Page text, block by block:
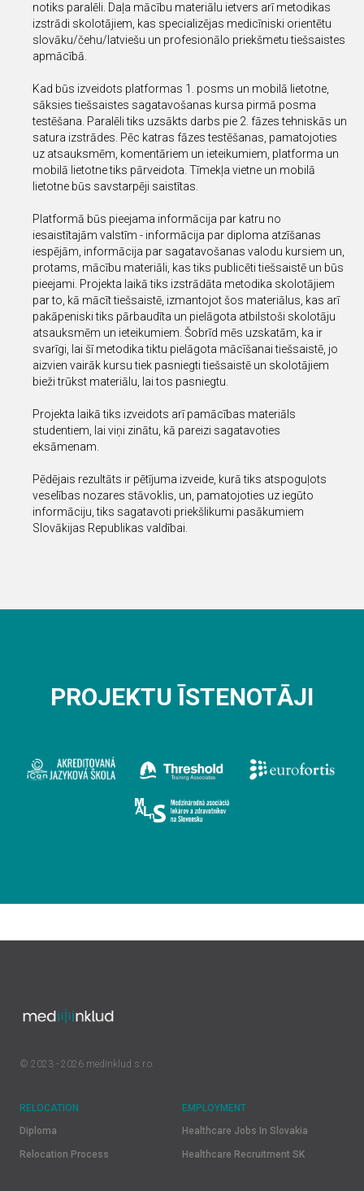
notiks paralēli. Daļa mācību materiālu ietvers arī metodikas
izstrādi skolotājiem, kas specializējas medicīniski orientētu
slovāku/čehu/latviešu un profesionālo priekšmetu tiešsaistes
apmācībā.
Kad būs izveidots platformas 1. posms un mobilā lietotne,
sāksies tiešsaistes sagatavošanas kursa pirmā posma
testēšana. Paralēli tiks uzsākts darbs pie 2. fāzes tehniskās un
satura izstrādes. Pēc katras fāzes testēšanas, pamatojoties
uz atsauksmēm, komentāriem un ieteikumiem, platforma un
mobilā lietotne tiks pārveidota. Tīmekļa vietne un mobilā
lietotne būs savstarpēji saistītas.
Platformā būs pieejama informācija par katru no
iesaistītajām valstīm - informācija par diploma atzīšanas
iespējām, informācija par sagatavošanas valodu kursiem un,
protams, mācību materiāli, kas tiks publicēti tiešsaistē un būs
pieejami. Projekta laikā tiks izstrādāta metodika skolotājiem
par to, kā mācīt tiešsaistē, izmantojot šos materiālus, kas arī
pakāpeniski tiks pārbaudīta un pielāgota atbilstoši skolotāju
atsauksmēm un ieteikumiem. Šobrīd mēs uzskatām, ka ir
svarīgi, lai šī metodika tiktu pielāgota mācīšanai tiešsaistē, jo
aizvien vairāk kursu tiek pasniegti tiešsaistē un skolotājiem
bieži trūkst materiālu, lai tos pasniegtu.
Projekta laikā tiks izveidots arī pamācības materiāls
studentiem, lai viņi zinātu, kā pareizi sagatavoties
eksāmenam.
Pēdējais rezultāts ir pētījuma izveide, kurā tiks atspoguļots
veselības nozares stāvoklis, un, pamatojoties uz iegūto
informāciju, tiks sagatavoti priekšlikumi pasākumiem
Slovākijas Republikas valdībai.
PROJEKTU ĪSTENOTĀJI
© 2023 - 2026 medinklud s.r.o.
RELOCATION
Diploma
Relocation Process
EMPLOYMENT
Healthcare Jobs In Slovakia
Healthcare Recruitment SK